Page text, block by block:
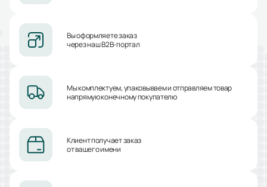
Вы оформляете заказ
через наш B2B-портал
Мы комплектуем, упаковываем и отправляем товар
напрямую конечному покупателю
Клиент получает заказ
от вашего имени